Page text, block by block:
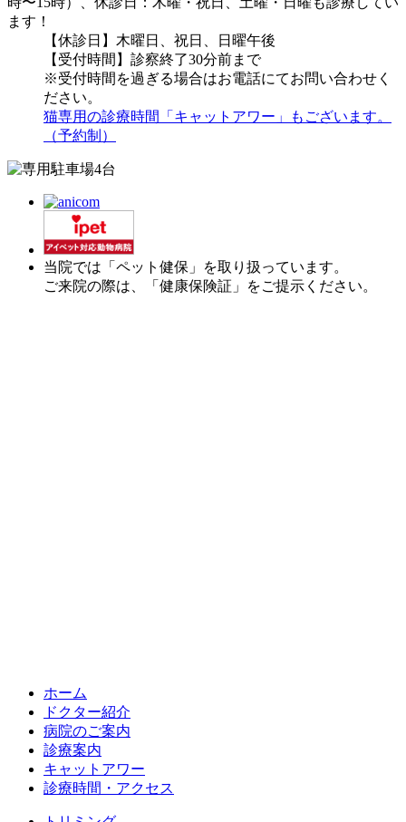
【休診日】木曜日、祝日、日曜午後
【受付時間】診察終了30分前まで
※受付時間を過ぎる場合はお電話にてお問い合わせく
ださい。
猫専用の診療時間「キャットアワー」もございます。
（予約制）
当院では「ペット健保」を取り扱っています。
ご来院の際は、「健康保険証」をご提示ください。
ホーム
ドクター紹介
病院のご案内
診療案内
キャットアワー
診療時間・アクセス